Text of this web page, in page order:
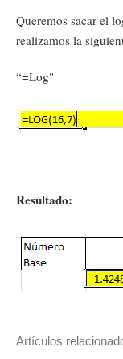
Queremos sacar el
realizamos la
“=Log"
Resultado:
Artículos